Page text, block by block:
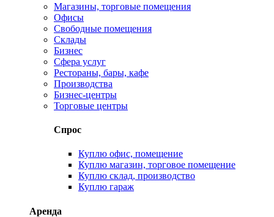
Магазины, торговые помещения
Офисы
Свободные помещения
Склады
Бизнес
Сфера услуг
Рестораны, бары, кафе
Производства
Бизнес-центры
Торговые центры
Спрос
Куплю офис, помещение
Куплю магазин, торговое помещение
Куплю склад, производство
Куплю гараж
Аренда